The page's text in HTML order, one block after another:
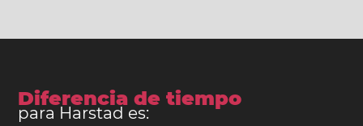
Diferencia de tiempo
para Harstad es: